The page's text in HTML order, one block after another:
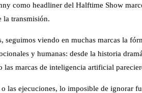
como headliner del Halftime Show
la transmisión.
seguimos viendo en muchas marcas la
y humanas: desde la historia
marcas de inteligencia artificial
las ejecuciones, lo imposible de ignorar